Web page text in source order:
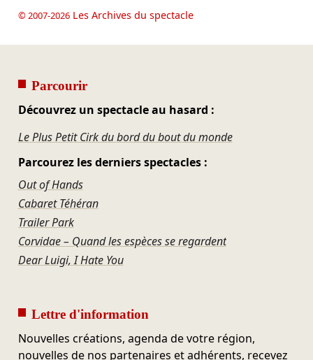
© 2007-2026Les Archives du spectacle
Parcourir
Découvrez un spectacle au hasard :
Le Plus Petit Cirk du bord du bout du monde
Parcourez les derniers spectacles :
Out of Hands
Cabaret Téhéran
Trailer Park
Corvidae – Quand les espèces se regardent
Dear Luigi, I Hate You
Lettre d'information
Nouvelles créations, agenda de votre région,
nouvelles de nos partenaires et adhérents, recevez